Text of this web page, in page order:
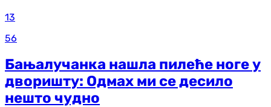
13
56
Бањалучанка нашла пилеће ноге у
дворишту: Одмах ми се десило
нешто чудно